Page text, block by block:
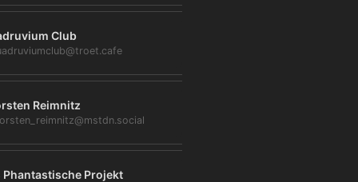
Club
Reimnitz
Phantastische Projekt